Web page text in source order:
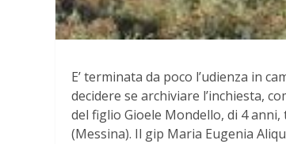
E’ terminata da poco l’udienza in
decidere se archiviare l’inchiesta,
del figlio Gioele Mondello, di 4
(Messina). Il gip Maria Eugenia